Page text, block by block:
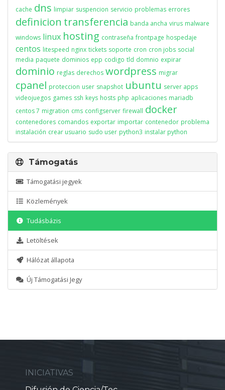
cache dns limpiar suspencion servicio problemas errores
definicion transferencia banda ancha virus malware
windows linux hosting contraseña frontpage hospedaje
centos litespeed nginx tickets soporte cron cron jobs social
media paquete dominios epp codigo tld domnio expirar
dominio reglas derechos wordpress migrar
cpanel proteccion user snapshot ubuntu server apps
videojuegos games ssh keys hosts php aplicaciones mariadb
centos 7 migration cms configserver firewall docker
contenedores comandos exportar importar contenedor problema
instalación crear usuario sudo user python3 instalar python
Támogatás
Támogatási jegyek
Közlemények
Tudásbázis
Letöltések
Hálózat állapota
Új Támogatási Jegy
INICIATIVAS